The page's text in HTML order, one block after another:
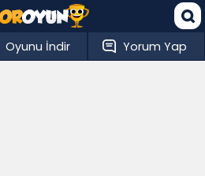
Oyunu İndir Yorum Yap